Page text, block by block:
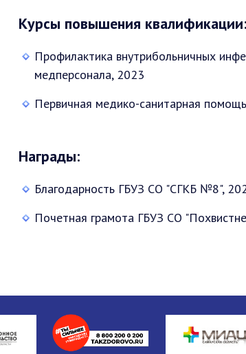
Курсы повышения квалификации:
Профилактика внутрибольничных
медперсонала, 2023
Первичная медико-санитарная
Награды:
Благодарность ГБУЗ СО "СГКБ №8",
Почетная грамота ГБУЗ СО